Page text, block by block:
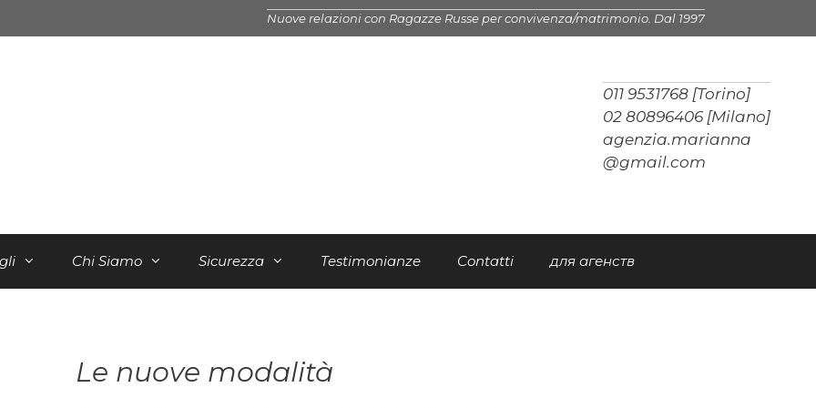
Nuove relazioni con Ragazze Russe per convivenza/matrimonio. Dal 1997
011 9531768 [Torino]
02 80896406 [Milano]
agenzia.marianna
@gmail.com
Chi Siamo Sicurezza Testimonianze Contatti для агенств
Le nuove modalità